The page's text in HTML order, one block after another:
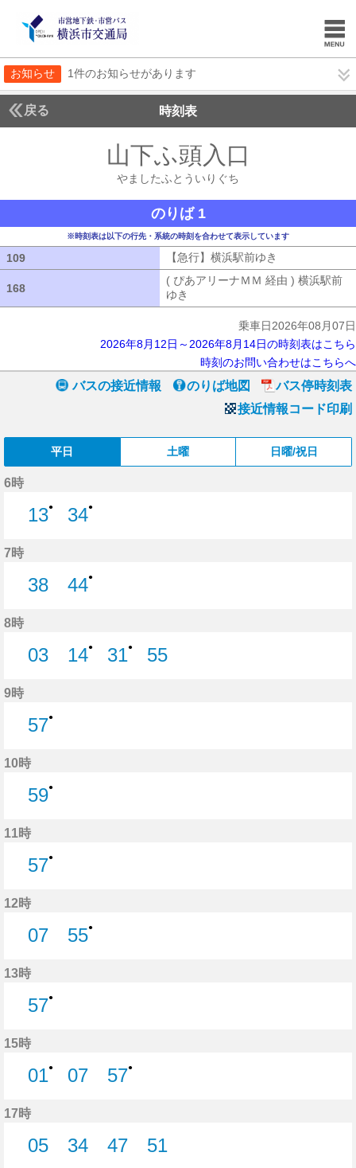
お知らせ 1件のお知らせがあります
戻る 時刻表
山下ふ頭入口
やましたふとういりぐち
のりば 1
※時刻表は以下の行先・系統の時刻を合わせて表示しています
109 【急行】横浜駅前ゆき
168
( ぴあアリーナＭＭ 経由 ) 横浜駅前
ゆき
乗車日2026年08月07日
2026年8月12日～2026年8月14日の時刻表はこちら
時刻のお問い合わせはこちらへ
バスの接近情報 のりば地図
バス停時刻表
接近情報コード印刷
平日 土曜 日曜/祝日
6時
13●
34●
7時
38
44●
8時
03
14●
31●
55
9時
57●
10時
59●
11時
57●
12時
07
55●
13時
57●
15時
01●
07
57●
17時
05
34
47
51